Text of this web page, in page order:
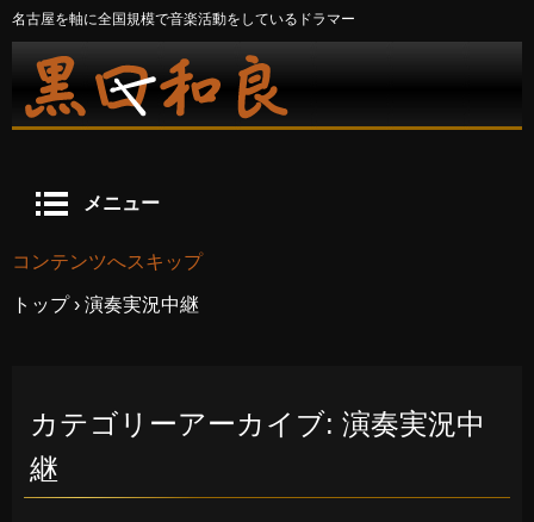
名古屋を軸に全国規模で音楽活動をしているドラマー
メニュー
コンテンツへスキップ
トップ › 演奏実況中継
カテゴリーアーカイブ: 演奏実況中
継